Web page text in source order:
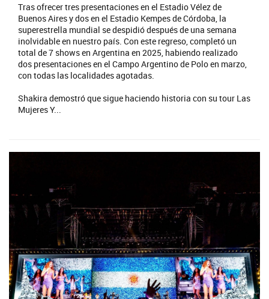
Tras ofrecer tres presentaciones en el Estadio Vélez de
Buenos Aires y dos en el Estadio Kempes de Córdoba, la
superestrella mundial se despidió después de una semana
inolvidable en nuestro país. Con este regreso, completó un
total de 7 shows en Argentina en 2025, habiendo realizado
dos presentaciones en el Campo Argentino de Polo en marzo,
con todas las localidades agotadas.
Shakira demostró que sigue haciendo historia con su tour Las
Mujeres Y...